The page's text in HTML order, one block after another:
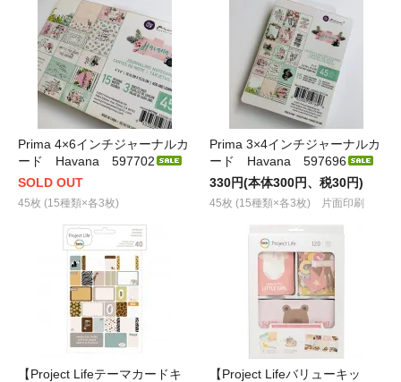
Prima 4×6インチジャーナルカ
ード Havana 597702
SOLD OUT
45枚 (15種類×各3枚)
Prima 3×4インチジャーナルカ
ード Havana 597696
330円(本体300円、税30円)
45枚 (15種類×各3枚) 片面印刷
【Project Lifeテーマカードキ
【Project Lifeバリューキッ